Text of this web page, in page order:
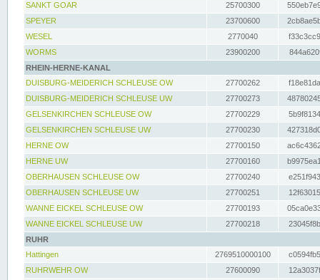
SANKT GOAR
25700300
SPEYER
23700600
WESEL
2770040
WORMS
23900200
RHEIN-HERNE-KANAL
DUISBURG-MEIDERICH SCHLEUSE OW
27700262
DUISBURG-MEIDERICH SCHLEUSE UW
27700273
GELSENKIRCHEN SCHLEUSE OW
27700229
GELSENKIRCHEN SCHLEUSE UW
27700230
HERNE OW
27700150
HERNE UW
27700160
OBERHAUSEN SCHLEUSE OW
27700240
OBERHAUSEN SCHLEUSE UW
27700251
WANNE EICKEL SCHLEUSE OW
27700193
WANNE EICKEL SCHLEUSE UW
27700218
RUHR
Hattingen
2769510000100
RUHRWEHR OW
27600090